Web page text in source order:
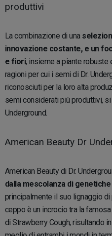
produttivi
La combinazione di una
innovazione costante, e un
e fiori, insieme a piante robuste
ragioni per cui i semi di Dr.
riconosciuti per la loro alta
semi considerati più produttivi,
Underground.
American Beauty Dr
American Beauty di Dr.
dalla mescolanza di
principalmente il suo lignaggio
ceppo è un incrocio tra la
di Strawberry Cough, risultando